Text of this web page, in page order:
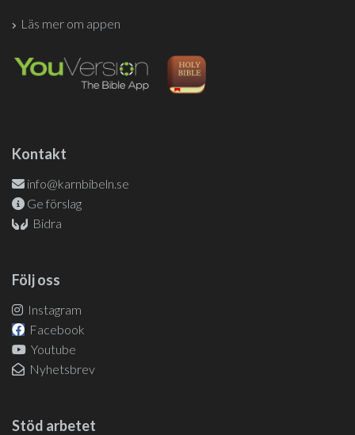
Läs mer om appen
Kontakt
info@karnbibeln.se
Ge förslag
Bidra
Följ oss
Instagram
Facebook
Youtube
Nyhetsbrev
Stöd arbetet